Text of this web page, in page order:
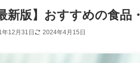
新版】おすすめの食品
年12月31日 2024年4月15日